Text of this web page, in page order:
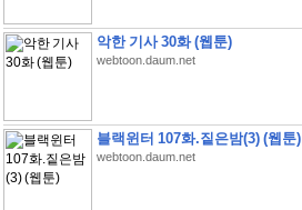
악한 기사 30화 (웹툰)
webtoon.daum.net
블랙윈터 107화.짙은밤(3) (웹툰)
webtoon.daum.net